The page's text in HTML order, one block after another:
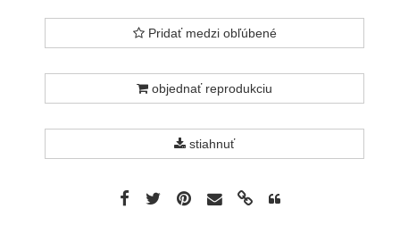
Pridať medzi obľúbené
objednať reprodukciu
stiahnuť